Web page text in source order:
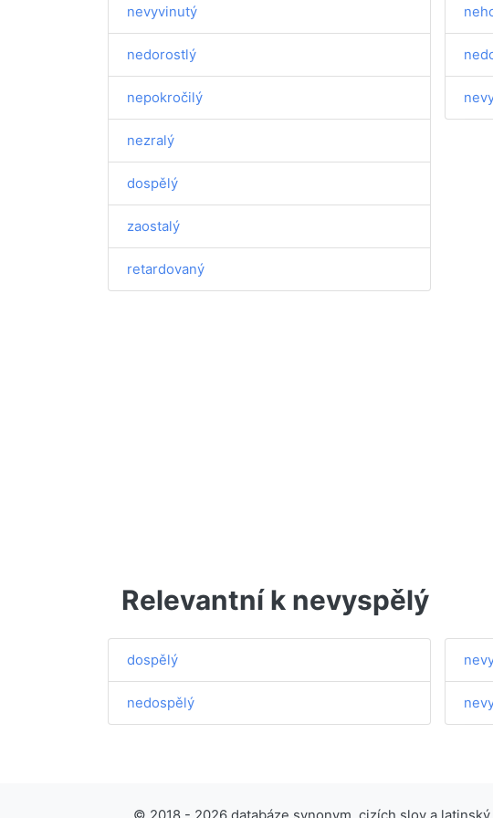
nevyvinutý
nedorostlý
nepokročilý
nezralý
dospělý
zaostalý
retardovaný
Relevantní k nevyspělý
dospělý
nedospělý